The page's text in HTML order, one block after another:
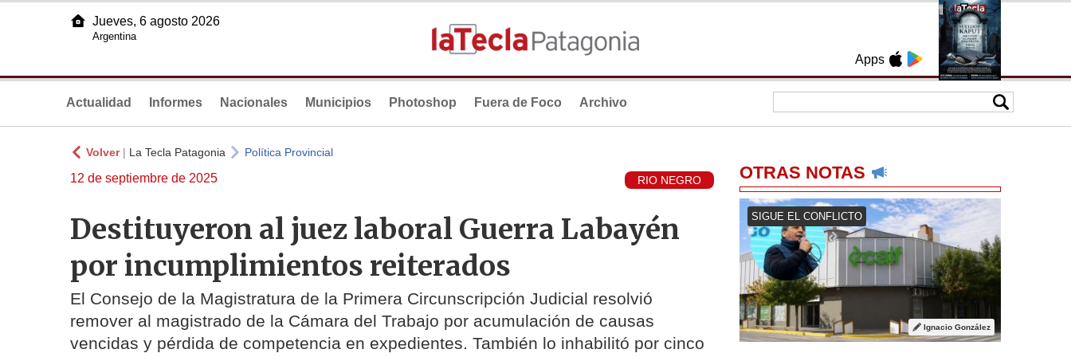
Apps
Jueves, 6 agosto 2026
Argentina
Actualidad Informes Nacionales Municipios Photoshop Fuera de Foco Archivo
Volver| La Tecla Patagonia Política Provincial
12 de septiembre de 2025 RIO NEGRO
Destituyeron al juez laboral Guerra Labayén
por incumplimientos reiterados
El Consejo de la Magistratura de la Primera Circunscripción Judicial resolvió
remover al magistrado de la Cámara del Trabajo por acumulación de causas
vencidas y pérdida de competencia en expedientes. También lo inhabilitó por cinco
OTRAS NOTAS
SIGUE EL CONFLICTO
Ignacio González